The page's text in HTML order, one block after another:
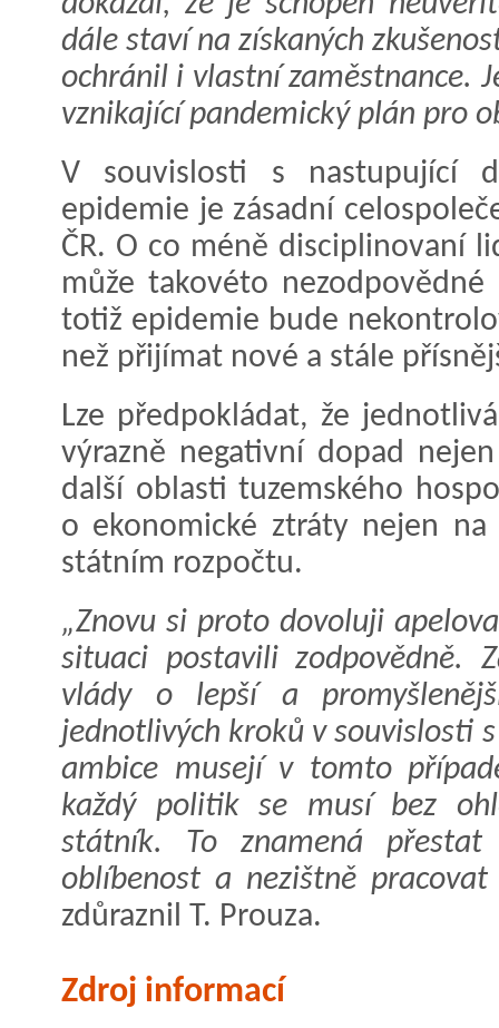
dále staví na získaných
ochránil i vlastní zaměstnance.
vznikající pandemický plán pro
V souvislosti s nastupující
epidemie je zásadní
ČR. O co méně disciplinovaní
může takovéto
totiž epidemie bude
než přijímat nové a stále
Lze předpokládat, že
výrazně negativní dopad
další oblasti tuzemského
o ekonomické ztráty nejen
státním rozpočtu.
„Znovu si proto dovoluji
situaci postavili zodpovědně.
vlády o lepší a
jednotlivých kroků v souvislosti
ambice musejí v tomto
každý politik se musí bez
státník. To znamená
oblíbenost a nezištně
zdůraznil T. Prouza.
Zdroj informací